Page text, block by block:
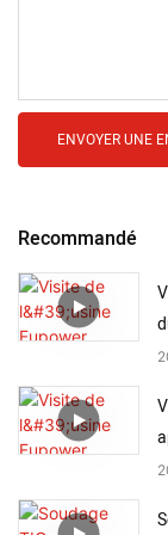
ENVOYER UNE
Recommandé